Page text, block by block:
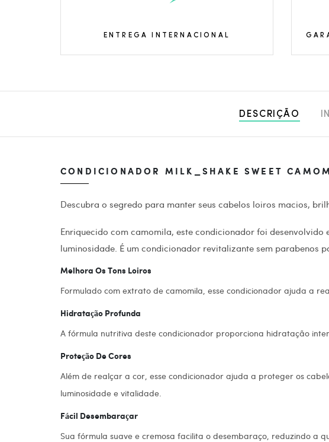
ENTREGA INTERNACIONAL
DESCRIÇÃO
CONDICIONADOR MILK_SHAKE SWEET
Descubra o segredo para manter seus cabelos loiros macios,
Enriquecido com camomila, este condicionador foi
luminosidade. É um condicionador revitalizante sem parabenos
Melhora Os Tons Loiros
Formulado com extrato de camomila, esse condicionador ajuda a
Hidratação Profunda
A fórmula nutritiva deste condicionador proporciona hidratação
Proteção De Cores
Além de realçar a cor, esse condicionador ajuda a proteger os
luminosidade e vitalidade.
Fácil Desembaraçar
Sua fórmula suave e cremosa facilita o desembaraço, reduzindo a